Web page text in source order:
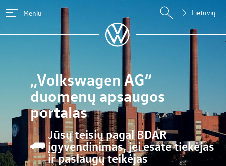
Meniu Lietuvių
„Volkswagen AG“
duomenų apsaugos
portalas
Jūsų teisių pagal BDAR
įgyvendinimas, jei esate tiekėjas
ir paslaugų teikėjas